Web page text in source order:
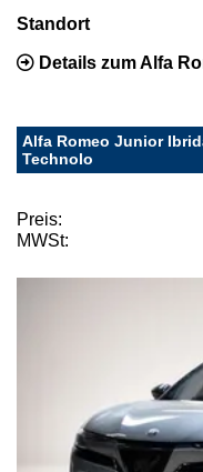
Standort
Details zum Alfa
Alfa Romeo Junior
Technolo
Preis:
MWSt: